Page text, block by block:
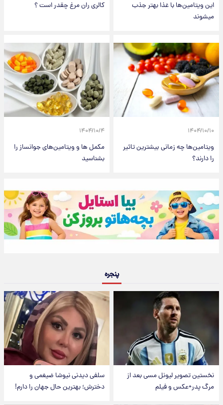
این ویتامین‌ها با غذا بهتر جذب
میشوند
کالری ران مرغ چقدر است ؟
۱۴۰۴/۱۰/۱۰
ویتامین‌ها چه زمانی بیشترین تاثیر
را دارند؟
۱۴۰۴/۱۰/۴
مکمل ها و ویتامین‌های جوانساز را
بشناسید
پنجره
نخستین تصویر لیونل مسی بعد از
مرگ پدر+عکس و فیلم
سلفی دیدنی نیوشا ضیغمی و
دخترش؛ بهترین حال جهان را دارم!